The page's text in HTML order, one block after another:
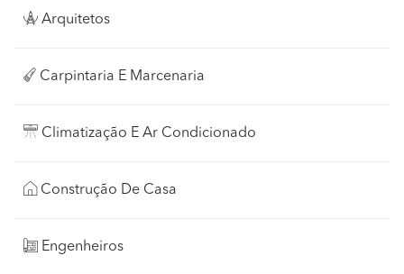
Arquitetos
Carpintaria E Marcenaria
Climatização E Ar Condicionado
Construção De Casa
Engenheiros